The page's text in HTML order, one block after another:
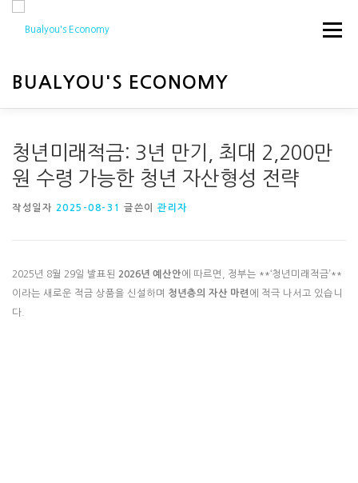
BUALYOU'S ECONOMY
메뉴
청년미래적금: 3년 만기, 최대 2,200만
원 수령 가능한 청년 자산형성 전략
작성일자 2025-08-31 글쓴이 관리자
2025년 8월 29일 발표된 2026년 예산안에 따르면, 정부는 **‘청년미래적금’**
이라는 새로운 적금 상품을 신설하며 청년층의 자산 마련 에 적극 나서고 있습니
다.